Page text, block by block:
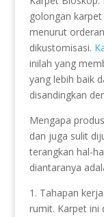
golongan
menurut
dikustomisasi.
inilah yang
yang lebih baik
disandingkan
Mengapa
dan juga sulit
terangkan hal-
diantaranya
1. Tahapan
rumit. Karpet ini